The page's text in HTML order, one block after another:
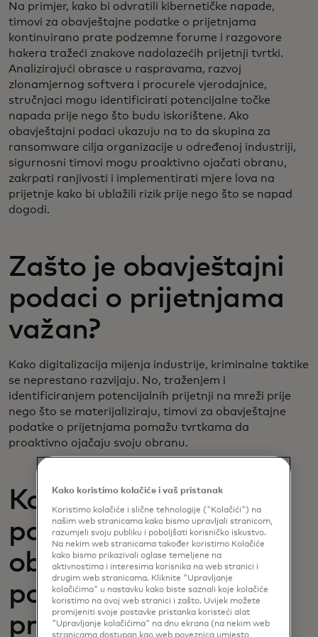
Na primjer, kako bi odvratili kibernetičke napade,
timovi za obavještajne podatke o prijetnjama
kontinuirano prate podzemne forume i razgovore
hakera tražeći znakove nadolazećih prijetnji tvrtki.
Analizirajući obrasce u raspravama, razvoj
zlonamjernog softvera i procurele vjerodajnice,
stručnjaci mogu identificirati potencijalne točke
napada prije nego što budu iskorištene. Ako
obavještajni podaci ukazuju na to da skupina za
ransomware cilja organizacije u određenoj industriji,
sigurnosni timovi mogu proaktivno ojačati obranu,
zakrpati ranjivosti i implementirati mjere lova na
prijetnje kako bi ublažili rizik prije nego što se napad
dogodi.
Zašto je obavještajni
podaci o prijetnjama
važan?
Kako digitalizacija mijenja industrije, kriminalne taktike
se neprestano razvijaju. No, traženjem i
identificiranjem potencijalnih prijetnji na mreži prije
nego što se materijaliziraju, timovi za obavještajne
podatke o prijetnjama pomažu tvrtkama da
proaktivno ojačaju svoju obranu.
Koje se vrste
podataka koriste u
obavještajnim
podacima o
prijetnjama?
Kako koristimo kolačiće i vaš pristanak
Koristimo kolačiće i slične tehnologije ("Kolačići") na
našim web stranicama kako bismo upravljali stranicom,
razumjeli svoju publiku i poboljšati korisničko iskustvo.
Na nekim web stranicama također koristimo Kolačiće
kako bismo prikazivali oglase temeljene na
aktivnostima i interesima korisnika na web stranici i
drugim web stranicama. Kliknite "Upravljanje
kolačićima" u nastavku kako biste saznali koje kolačiće
koristimo na ovoj web stranici i zašto. Uvijek možete
promijeniti svoje postavke pristanka koristeći alat
"Upravljanje kolačićima" na dnu ekrana (na nekim web
stranicama dostupan kao web poveznica umjesto